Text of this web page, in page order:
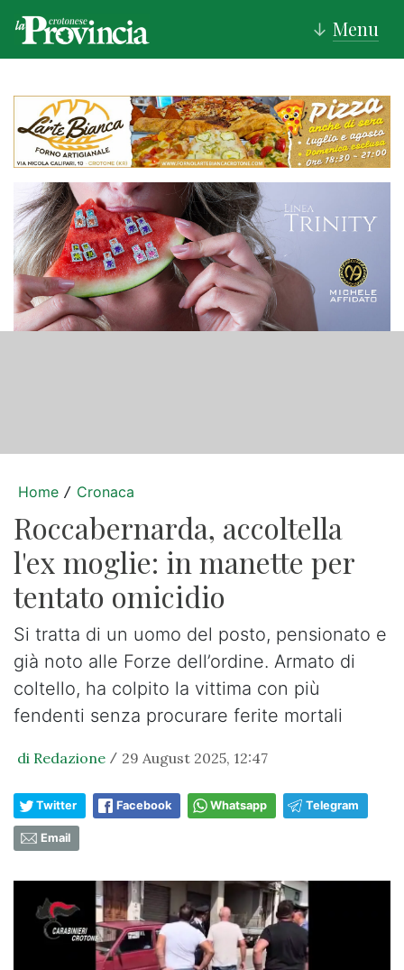
↓ Menu
Home / Cronaca
Roccabernarda, accoltella
l'ex moglie: in manette per
tentato omicidio
Si tratta di un uomo del posto, pensionato e
già noto alle Forze dell’ordine. Armato di
coltello, ha colpito la vittima con più
fendenti senza procurare ferite mortali
di Redazione / 29 August 2025, 12:47
Twitter Facebook Whatsapp Telegram
Email